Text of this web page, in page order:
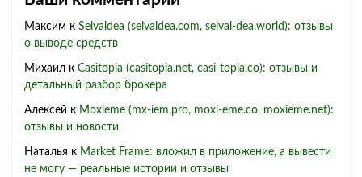
Максим к Selvaldea (selvaldea.com, selval-dea.world): отзывы
о выводе средств
Михаил к Casitopia (casitopia.net, casi-topia.co): отзывы и
детальный разбор брокера
Алексей к Moxieme (mx-iem.pro, moxi-eme.co, moxieme.net):
отзывы и новости
Наталья к Market Frame: вложил в приложение, а вывести
не могу — реальные истории и отзывы